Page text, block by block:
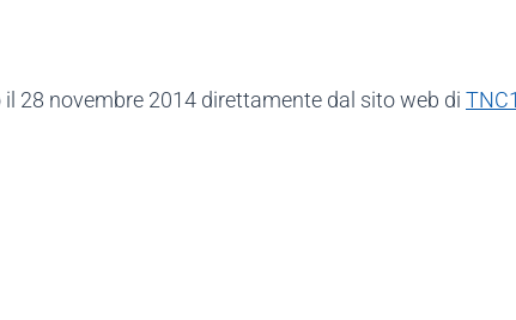
28 novembre 2014 direttamente dal sito web di